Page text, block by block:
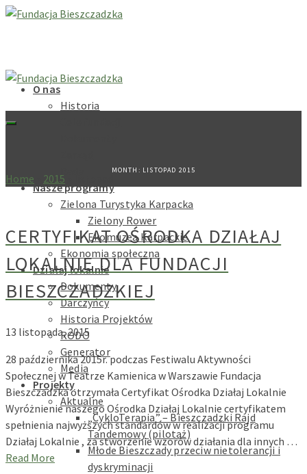
O nas
Historia
Nasze programy
Zielona Turystyka Karpacka
Zielony Rower
Ekomuzea Karpackie
Ekonomia społeczna
Działaj lokalnie
Dokumenty
Darczyńcy
Historia Projektów
RODO
Generator
Media
Projekty
Aktualne
„CykloTerapia” – Bieszczadzki Rajd
Tandemowy (pilotaż)
Młode Bieszczady przeciw nietolerancji i
dyskryminacji
MONTH: LISTOPAD 2015
Home 2015
CERTYFIKAT OŚRODKA DZIAŁAJ
LOKALNIE DLA FUNDACJI
BIESZCZADZKIEJ
13 listopada, 2015
28 października 2015r. podczas Festiwalu Aktywności
Społecznej w Teatrze Kamienica w Warszawie Fundacja
Bieszczadzka otrzymała Certyfikat Ośrodka Działaj Lokalnie
Wyróżnienie naszego Ośrodka Działaj Lokalnie certyfikatem
spełnienia najwyższych standardów w realizacji programu
Działaj Lokalnie , za stworzenie wzorów działania dla innych …
Read More